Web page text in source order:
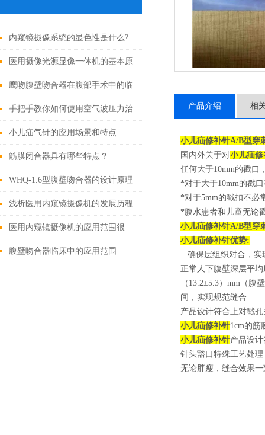
内窥镜摄像系统的显色性是什么?
医用摄像光源显像一体机的基本原
理与构成
鹰吻腹壁吻合器在腹部手术中的临
床应用
手把手教你如何使用空气波压力治
疗仪
小儿疝气针的应用场景和特点
筋膜闭合器具有哪些特点？
WHQ-1.6型腹壁吻合器的设计原理
与应用
浅析医用内窥镜摄像机的发展历程
医用内窥镜摄像机的应用范围很
广，可以用于各种内科、外科和妇
腹壁吻合器临床中的应用范围
产品介绍 相
小儿疝修补针A/B型穿
国内外关于对小儿疝修
任何大于10mm的戳口
*对于大于10mm的戳
*对于5mm的戳扣不必
*腹水患者和儿童无论
小儿疝修补针A/B型穿
小儿疝修补针优势:
确保层组织对合，实
正常人下腹壁深层平均
（13.2±5.3）mm（
间，实现规范缝合
产品设计符合上对戳
小儿疝修补针1cm的筋
小儿疝修补针产品设
针头豁口特殊工艺处
无论胖瘦，缝合效果一